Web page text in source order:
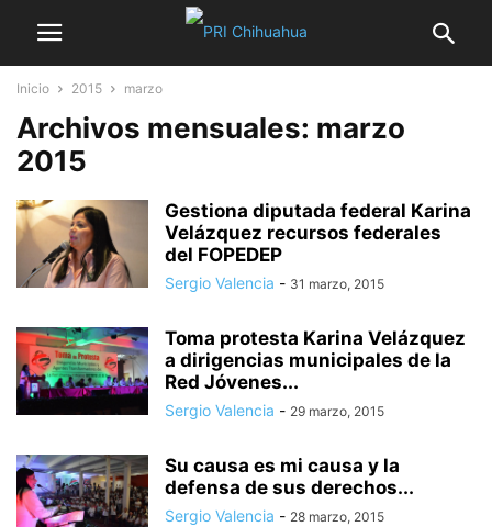
Inicio 2015 marzo
Archivos mensuales: marzo
2015
Gestiona diputada federal Karina
Velázquez recursos federales
del FOPEDEP
Sergio Valencia - 31 marzo, 2015
Toma protesta Karina Velázquez
a dirigencias municipales de la
Red Jóvenes...
Sergio Valencia - 29 marzo, 2015
Su causa es mi causa y la
defensa de sus derechos...
Sergio Valencia - 28 marzo, 2015